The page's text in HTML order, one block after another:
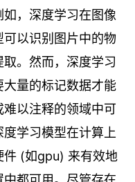
，深度学习在图像
以识别图片中的物
。然而，深度学习
量的标记数据才能
以注释的领域中可
学习模型在计算上
件 (如gpu) 来有效地